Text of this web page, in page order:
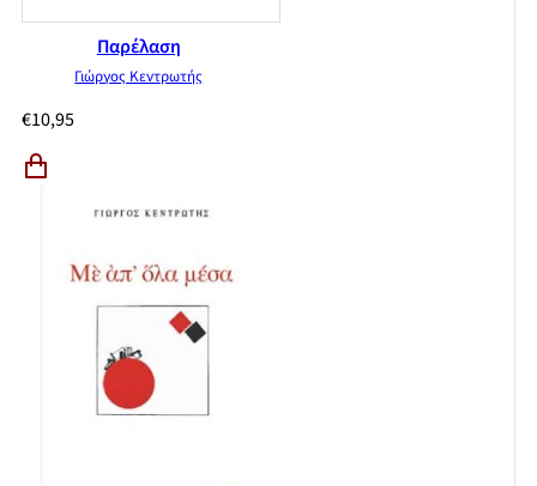
Παρέλαση
Γιώργος Κεντρωτής
€10,95